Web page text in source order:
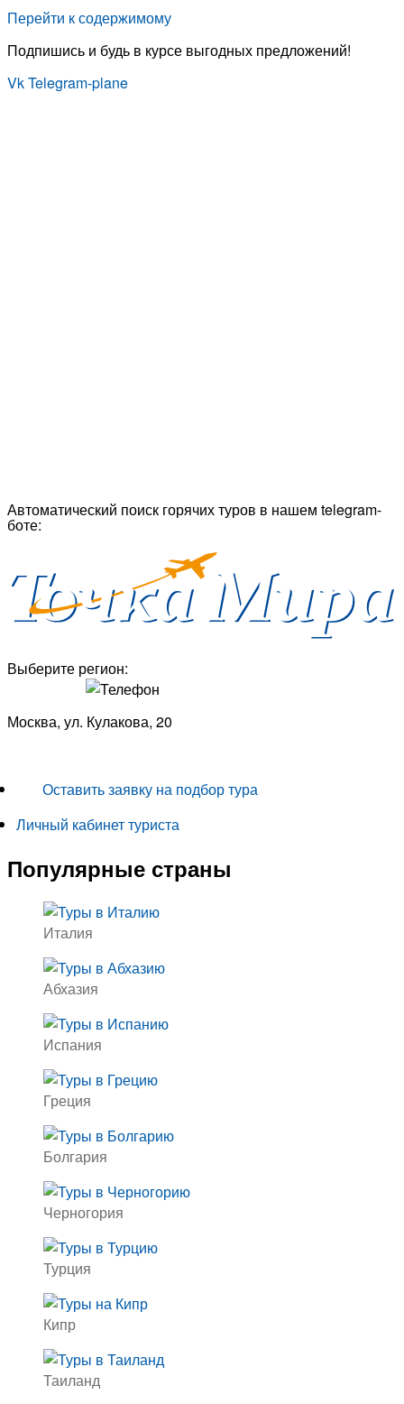
Перейти к содержимому
Подпишись и будь в курсе выгодных предложений!
VkTelegram-plane
Автоматический поиск горячих туров в нашем telegram-
боте:
Выберите регион:
Москва, ул. Кулакова, 20
Оставить заявку на подбор тура
Личный кабинет туриста
Популярные страны
Италия
Абхазия
Испания
Греция
Болгария
Черногория
Турция
Кипр
Таиланд